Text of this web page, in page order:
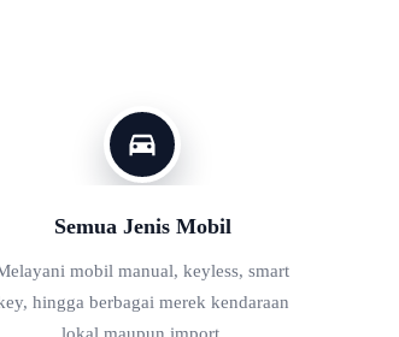
Semua Jenis Mobil
mobil manual, keyless, smart
hingga berbagai merek kendaraan